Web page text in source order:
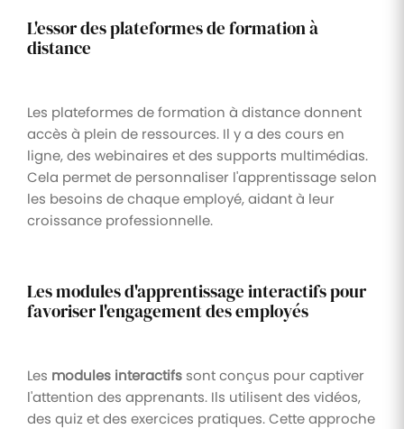
L'essor des plateformes de formation à
distance
Les plateformes de formation à distance donnent
accès à plein de ressources. Il y a des cours en
ligne, des webinaires et des supports multimédias.
Cela permet de personnaliser l'apprentissage selon
les besoins de chaque employé, aidant à leur
croissance professionnelle.
Les modules d'apprentissage interactifs pour
favoriser l'engagement des employés
Les modules interactifs sont conçus pour captiver
l'attention des apprenants. Ils utilisent des vidéos,
des quiz et des exercices pratiques. Cette approche